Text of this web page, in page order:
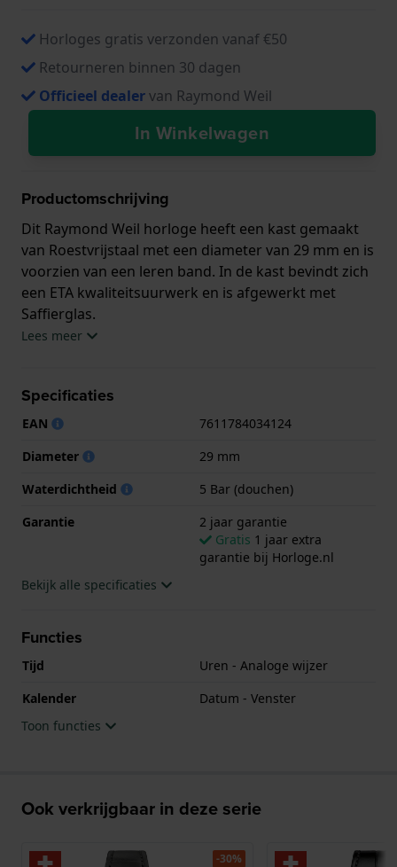
Horloges gratis verzonden vanaf €50
Retourneren binnen 30 dagen
Officieel dealervan Raymond Weil
In Winkelwagen
Productomschrijving
Dit Raymond Weil horloge heeft een kast gemaakt
van Roestvrijstaal met een diameter van 29 mm en is
voorzien van een leren band. In de kast bevindt zich
een ETA kwaliteitsuurwerk en is afgewerkt met
Saffierglas.
horloge geleverd met 2 jaar garantie.
Lees meer
Specificaties
EAN
7611784034124
Diameter
29 mm
Waterdichtheid
5 Bar (douchen)
Garantie
2 jaar garantie
Gratis 1 jaar extra
garantie bij Horloge.nl
Bekijk alle specificaties
Functies
Tijd
Uren - Analoge wijzer
Kalender
Datum - Venster
Toon functies
Ook verkrijgbaar in deze serie
-30%